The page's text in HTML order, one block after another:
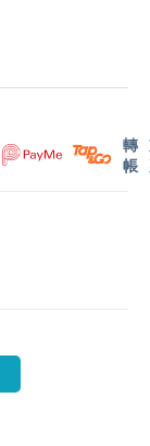
大部分同類
抗菌防黴功
都是由細菌
種的細菌與
進行氧化還
生氧化還原
分解與表面
孔空間含有
蛋白造成破
轉
帳